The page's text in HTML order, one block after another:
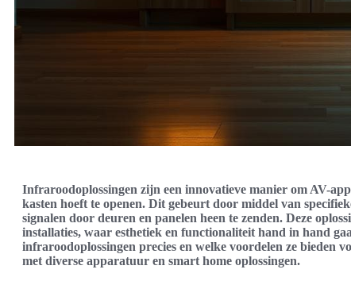
Infraroodoplossingen zijn een innovatieve manier om AV-
kasten hoeft te openen. Dit gebeurt door middel van
signalen door deuren en panelen heen te zenden. Deze
installaties, waar esthetiek en functionaliteit hand in hand
infraroodoplossingen precies en welke voordelen ze bieden
met diverse apparatuur en smart home oplossingen.